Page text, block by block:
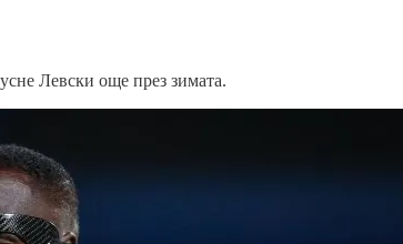
Левски още през зимата.